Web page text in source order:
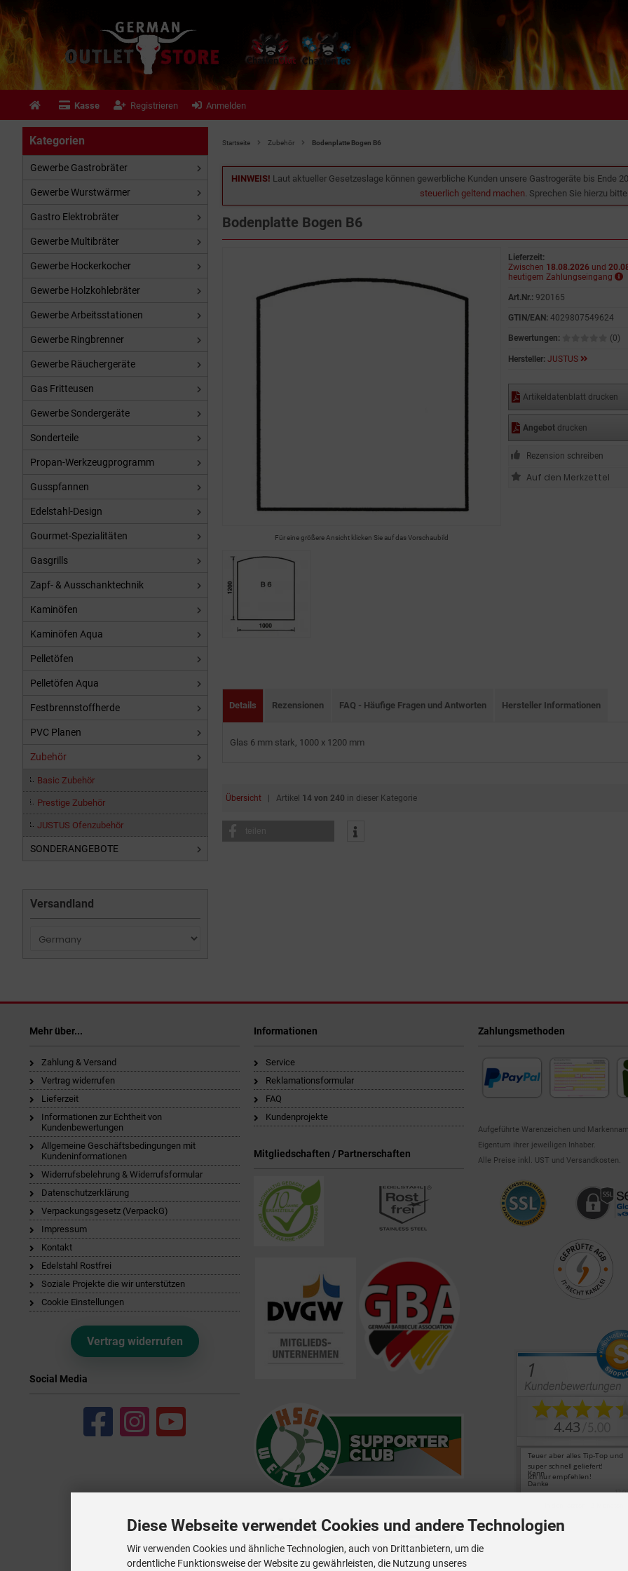
Kasse Registrieren Anmelden
Startseite Zubehör Bodenplatte Bogen B6
HINWEIS! Laut aktueller Gesetzeslage können gewerbliche Kunden unsere Gastrogeräte bis Ende
steuerlich geltend machen. Sprechen Sie hierzu
Bodenplatte Bogen B6
Für eine größere Ansicht klicken Sie auf das Vorschaubild
Lieferzeit:
Zwischen 18.08.2026und
heutigem Zahlungseingang
Art.Nr.: 920165
GTIN/EAN: 4029807549624
Bewertungen: (0)
Hersteller: JUSTUS
Artikeldatenblatt drucken
Angebotdrucken
Rezension schreiben
Details Rezensionen FAQ - Häufige Fragen und Antworten Hersteller Informationen
Glas 6 mm stark, 1000 x 1200 mm
Übersicht | Artikel 14 von 240 in dieser Kategorie
Kategorien
Gewerbe Gastrobräter
Gewerbe Wurstwärmer
Gastro Elektrobräter
Gewerbe Multibräter
Gewerbe Hockerkocher
Gewerbe Holzkohlebräter
Gewerbe Arbeitsstationen
Gewerbe Ringbrenner
Gewerbe Räuchergeräte
Gas Fritteusen
Gewerbe Sondergeräte
Sonderteile
Propan-Werkzeugprogramm
Gusspfannen
Edelstahl-Design
Gourmet-Spezialitäten
Gasgrills
Zapf- & Ausschanktechnik
Kaminöfen
Kaminöfen Aqua
Pelletöfen
Pelletöfen Aqua
Festbrennstoffherde
PVC Planen
Zubehör
Basic Zubehör
Prestige Zubehör
JUSTUS Ofenzubehör
SONDERANGEBOTE
Versandland
Mehr über...
Zahlung & Versand
Vertrag widerrufen
Lieferzeit
Informationen zur Echtheit von
Kundenbewertungen
Allgemeine Geschäftsbedingungen mit
Kundeninformationen
Widerrufsbelehrung & Widerrufsformular
Datenschutzerklärung
Verpackungsgesetz (VerpackG)
Impressum
Kontakt
Edelstahl Rostfrei
Soziale Projekte die wir unterstützen
Cookie Einstellungen
Vertrag widerrufen
Social Media
Informationen
Service
Reklamationsformular
FAQ
Kundenprojekte
Mitgliedschaften / Partnerschaften
Zahlungsmethoden
Aufgeführte Warenzeichen und
Eigentum ihrer jeweiligen Inhaber.
Alle Preise inkl. UST und Versandkosten.
Diese Webseite verwendet Cookies und andere Technologien
Wir verwenden Cookies und ähnliche Technologien, auch von Drittanbietern, um die
ordentliche Funktionsweise der Website zu gewährleisten, die Nutzung unseres